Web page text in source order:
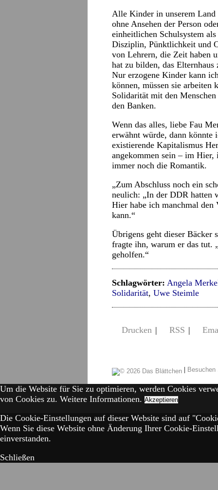
Alle Kinder in unserem Land
ohne Ansehen der Person
einheitlichen Schulsystem
Disziplin, Pünktlichkeit und
von Lehrern, die Zeit haben
hat zu bilden, das Elternhaus
Nur erzogene Kinder kann
können, müssen sie arbeiten
Solidarität mit den
den Banken.
Wenn das alles, liebe Fau
erwähnt würde, dann könnte
existierende Kapitalismus
angekommen sein – im
immer noch die Romantik.
„Zum Abschluss noch ein
neulich: „In der DDR hatten
Hier habe ich manchmal den
kann.“
Übrigens geht dieser Bäcker
fragte ihn, warum er das tut.
geholfen.“
Schlagwörter: Angela
Solidarität, Uwe Steimle
Drucken | RSS |
|
Um die Website für Sie zu optimieren, werden Cookies
von Cookies zu. Weitere Informationen. Akzeptieren
Die Cookie-Einstellungen auf dieser Website sind auf
Wenn Sie diese Website ohne Änderung Ihrer Cookie-
einverstanden.
Schließen